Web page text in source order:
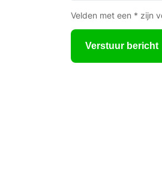
Velden met een * zijn
Verstuur bericht